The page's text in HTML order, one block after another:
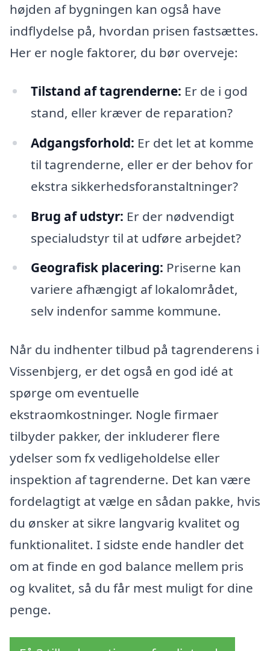
højden af bygningen kan også have
indflydelse på, hvordan prisen fastsættes.
Her er nogle faktorer, du bør overveje:
Tilstand af tagrenderne: Er de i god
stand, eller kræver de reparation?
Adgangsforhold: Er det let at komme
til tagrenderne, eller er der behov for
ekstra sikkerhedsforanstaltninger?
Brug af udstyr: Er der nødvendigt
specialudstyr til at udføre arbejdet?
Geografisk placering: Priserne kan
variere afhængigt af lokalområdet,
selv indenfor samme kommune.
Når du indhenter tilbud på tagrenderens i
Vissenbjerg, er det også en god idé at
spørge om eventuelle
ekstraomkostninger. Nogle firmaer
tilbyder pakker, der inkluderer flere
ydelser som fx vedligeholdelse eller
inspektion af tagrenderne. Det kan være
fordelagtigt at vælge en sådan pakke, hvis
du ønsker at sikre langvarig kvalitet og
funktionalitet. I sidste ende handler det
om at finde en god balance mellem pris
og kvalitet, så du får mest muligt for dine
penge.